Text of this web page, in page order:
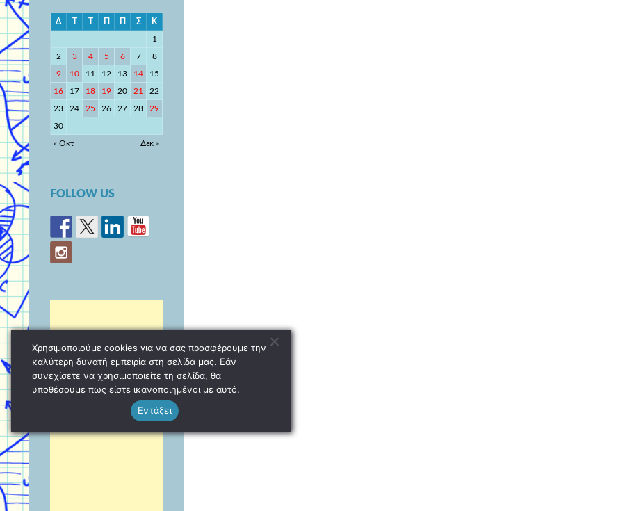
Δ Τ Τ Π Π Σ Κ
1
2 3 4 5 6 7 8
9 10 11 12 13 14 15
16 17 18 19 20 21 22
23 24 25 26 27 28 29
30
« Οκτ Δεκ »
FOLLOW US
Χρησιμοποιούμε cookies για να σας προσφέρουμε την
καλύτερη δυνατή εμπειρία στη σελίδα μας. Εάν
συνεχίσετε να χρησιμοποιείτε τη σελίδα, θα
υποθέσουμε πως είστε ικανοποιημένοι με αυτό.
Εντάξει